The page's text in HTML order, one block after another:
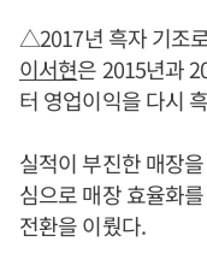
△2017년 흑자 기조
이서현은 2015년과
터 영업이익을 다시
실적이 부진한 매장
심으로 매장 효율화
전환을 이뤘다.